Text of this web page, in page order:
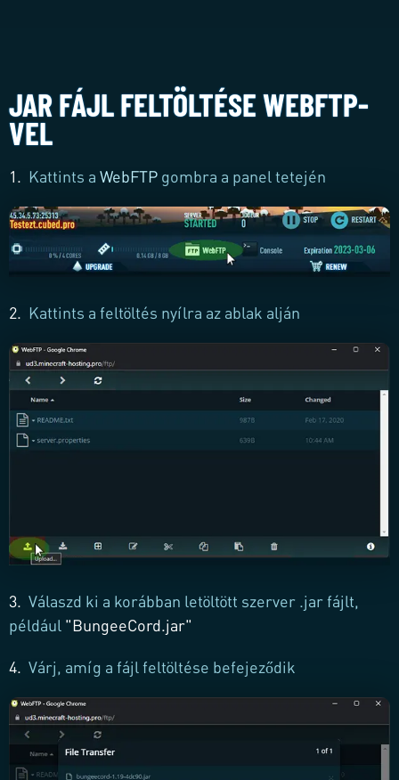
JAR FÁJL FELTÖLTÉSE WEBFTP-
VEL
1. Kattints a WebFTP gombra a panel tetején
2. Kattints a feltöltés nyílra az ablak alján
3. Válaszd ki a korábban letöltött szerver .jar fájlt,
például "BungeeCord.jar"
4. Várj, amíg a fájl feltöltése befejeződik